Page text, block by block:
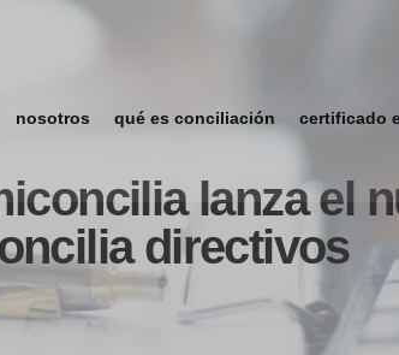
nosotros qué es conciliación certificado
lanza el
directivos